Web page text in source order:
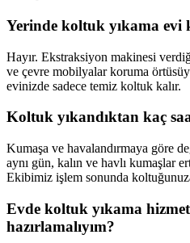
Yerinde koltuk yıkama evi
Hayır. Ekstraksiyon makinesi
ve çevre mobilyalar koruma
evinizde sadece temiz koltuk kalır.
Koltuk yıkandıktan kaç
Kumaşa ve havalandırmaya göre
aynı gün, kalın ve havlı kumaşlar
Ekibimiz işlem sonunda
Evde koltuk yıkama
hazırlamalıyım?